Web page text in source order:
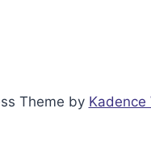
Theme by Kadence